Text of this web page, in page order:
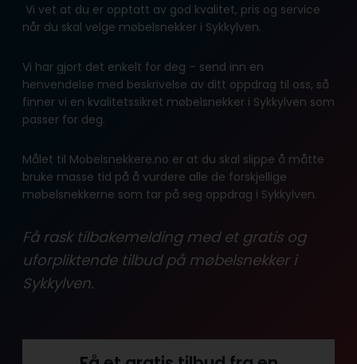
Vi vet at du er opptatt av god kvalitet, pris og service
når du skal velge møbelsnekker i Sykkylven.
Vi har gjort det enkelt for deg – send inn en
henvendelse med beskrivelse av ditt oppdrag til oss, så
finner vi en kvalitetssikret møbelsnekker i Sykkylven som
passer for deg.
Målet til Mobelsnekkere.no er at du skal slippe å måtte
bruke masse tid på å vurdere alle de forskjellige
møbelsnekkerne som tar på seg oppdrag i Sykkylven.
Få rask tilbakemelding med et gratis og
uforpliktende tilbud på møbelsnekker i
Sykkylven.